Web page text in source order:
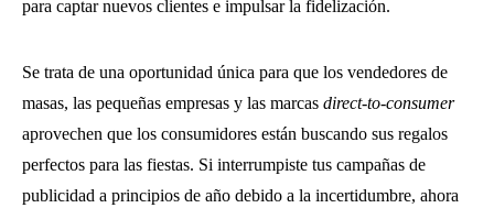
para captar nuevos clientes e impulsar la fidelización.
Se trata de una oportunidad única para que los vendedores de
masas, las pequeñas empresas y las marcas direct-to-consumer
aprovechen que los consumidores están buscando sus regalos
perfectos para las fiestas. Si interrumpiste tus campañas de
publicidad a principios de año debido a la incertidumbre, ahora